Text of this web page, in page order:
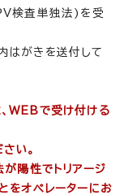
検査単独法)を受
はがきを送付して
WEBで受け付ける
い。
陽性でトリアージ
をオペレーターにお